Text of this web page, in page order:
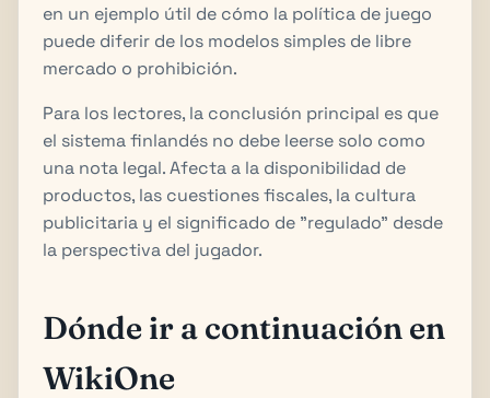
en un ejemplo útil de cómo la política de juego
puede diferir de los modelos simples de libre
mercado o prohibición.
Para los lectores, la conclusión principal es que
el sistema finlandés no debe leerse solo como
una nota legal. Afecta a la disponibilidad de
productos, las cuestiones fiscales, la cultura
publicitaria y el significado de "regulado" desde
la perspectiva del jugador.
Dónde ir a continuación en
WikiOne